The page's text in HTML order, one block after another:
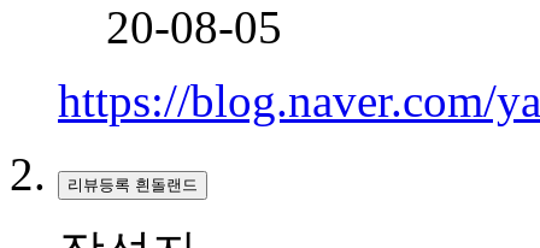
20-08-05
https://blog.naver.com/
리뷰등록 흰돌랜드